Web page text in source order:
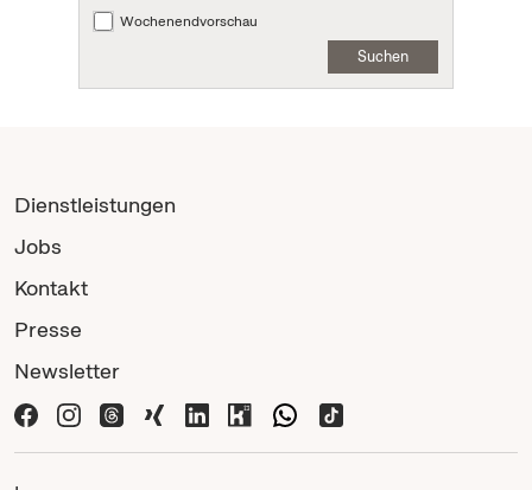
Wochenendvorschau
Suchen
Dienstleistungen
Jobs
Kontakt
Presse
Newsletter